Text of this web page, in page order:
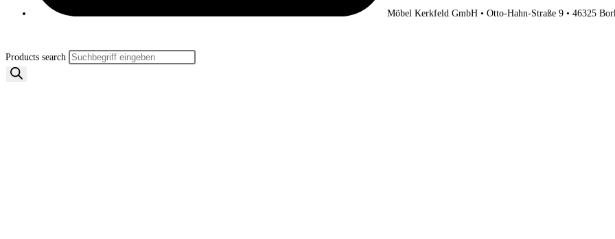
Möbel Kerkfeld GmbH • Otto-Hahn-Straße 9 • 46325
Products search